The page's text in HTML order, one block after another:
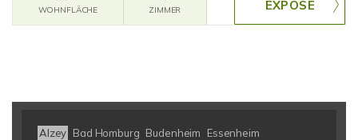
WOHNFLÄCHE
ZIMMER
Alzey Bad Homburg Budenheim
Essenheim